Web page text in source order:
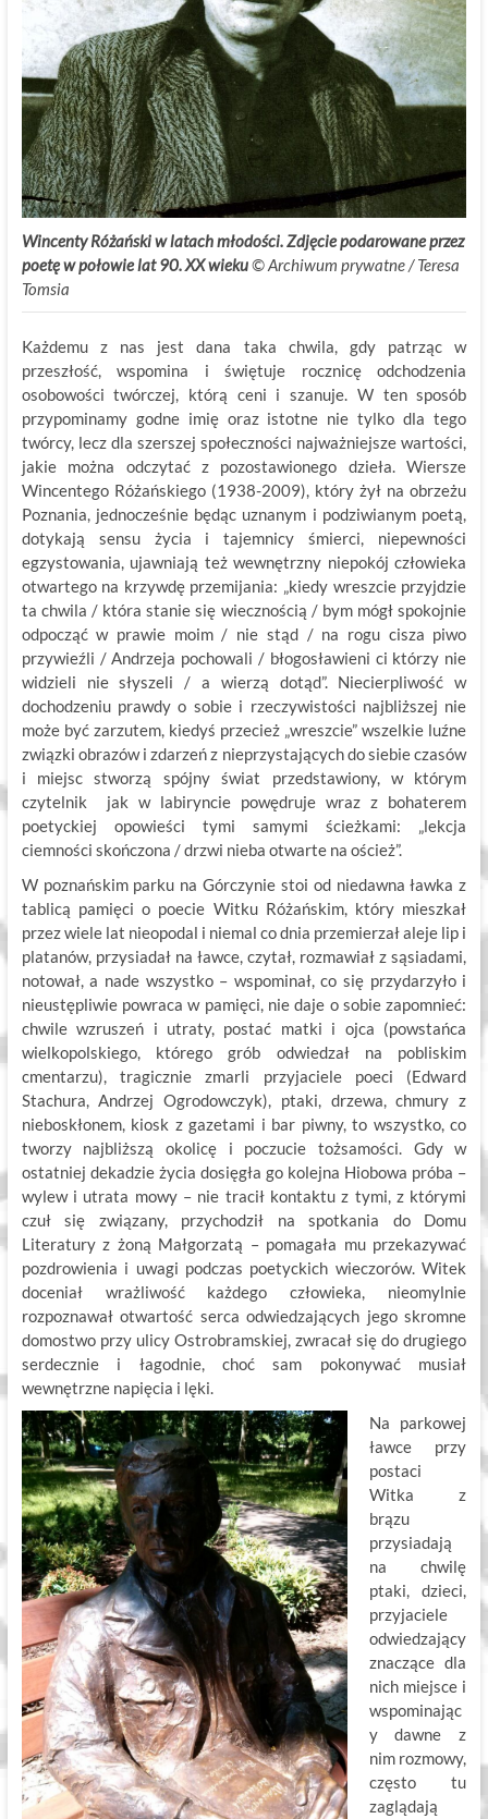
Wincenty Różański w latach młodości. Zdjęcie podarowane przez
poetę w połowie lat 90. XX wieku©.Archiwum prywatne / Teresa
Tomsia
Każdemu z nas jest dana taka chwila, gdy patrząc w
przeszłość, wspomina i świętuje rocznicę odchodzenia
osobowości twórczej, którą ceni i szanuje. W ten sposób
przypominamy godne imię oraz istotne nie tylko dla tego
twórcy, lecz dla szerszej społeczności najważniejsze wartości,
jakie można odczytać z pozostawionego dzieła. Wiersze
Wincentego Różańskiego (1938-2009), który żył na obrzeżu
Poznania, jednocześnie będąc uznanym i podziwianym poetą,
dotykają sensu życia i tajemnicy śmierci, niepewności
egzystowania, ujawniają też wewnętrzny niepokój człowieka
otwartego na krzywdę przemijania: „kiedy wreszcie przyjdzie
ta chwila / która stanie się wiecznością / bym mógł spokojnie
odpocząć w prawie moim / nie stąd / na rogu cisza piwo
przywieźli / Andrzeja pochowali / błogosławieni ci którzy nie
widzieli nie słyszeli / a wierzą dotąd”. Niecierpliwość w
dochodzeniu prawdy o sobie i rzeczywistości najbliższej nie
może być zarzutem, kiedyś przecież „wreszcie” wszelkie luźne
związki obrazów i zdarzeń z nieprzystających do siebie czasów
i miejsc stworzą spójny świat przedstawiony, w którym
czytelnik jak w labiryncie powędruje wraz z bohaterem
poetyckiej opowieści tymi samymi ścieżkami: „lekcja
ciemności skończona / drzwi nieba otwarte na oścież”.
W poznańskim parku na Górczynie stoi od niedawna ławka z
tablicą pamięci o poecie Witku Różańskim, który mieszkał
przez wiele lat nieopodal i niemal co dnia przemierzał aleje lip i
platanów, przysiadał na ławce, czytał, rozmawiał z sąsiadami,
notował, a nade wszystko – wspominał, co się przydarzyło i
nieustępliwie powraca w pamięci, nie daje o sobie zapomnieć:
chwile wzruszeń i utraty, postać matki i ojca (powstańca
wielkopolskiego, którego grób odwiedzał na pobliskim
cmentarzu), tragicznie zmarli przyjaciele poeci (Edward
Stachura, Andrzej Ogrodowczyk), ptaki, drzewa, chmury z
nieboskłonem, kiosk z gazetami i bar piwny, to wszystko, co
tworzy najbliższą okolicę i poczucie tożsamości. Gdy w
ostatniej dekadzie życia dosięgła go kolejna Hiobowa próba –
wylew i utrata mowy – nie tracił kontaktu z tymi, z którymi
czuł się związany, przychodził na spotkania do Domu
Literatury z żoną Małgorzatą – pomagała mu przekazywać
pozdrowienia i uwagi podczas poetyckich wieczorów. Witek
doceniał wrażliwość każdego człowieka, nieomylnie
rozpoznawał otwartość serca odwiedzających jego skromne
domostwo przy ulicy Ostrobramskiej, zwracał się do drugiego
serdecznie i łagodnie, choć sam pokonywać musiał
wewnętrzne napięcia i lęki.
Na parkowej
ławce przy
postaci
Witka z
brązu
przysiadają
na chwilę
ptaki, dzieci,
przyjaciele
odwiedzający
znaczące dla
nich miejsce i
wspominając
y dawne z
nim rozmowy,
często tu
zaglądają